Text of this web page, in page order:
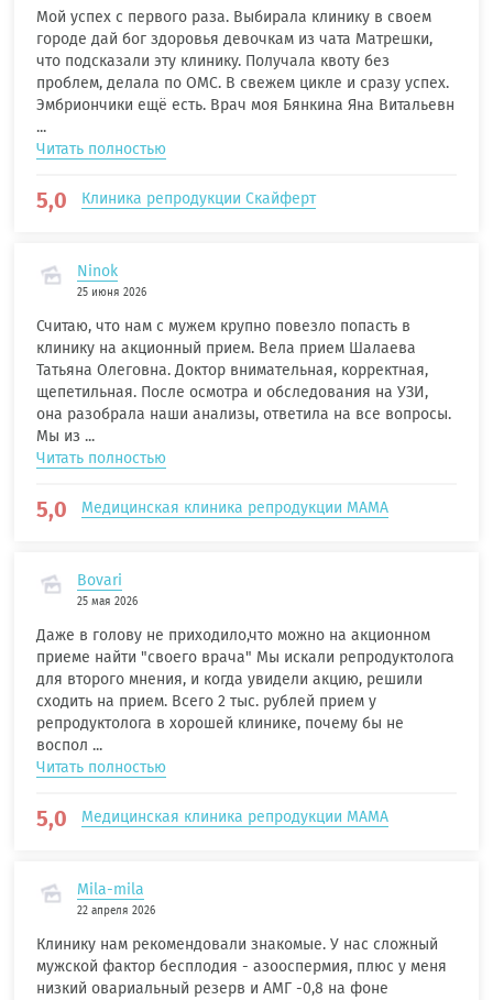
Мой успех с первого раза. Выбирала клинику в своем
городе дай бог здоровья девочкам из чата Матрешки,
что подсказали эту клинику. Получала квоту без
проблем, делала по ОМС. В свежем цикле и сразу успех.
Эмбриончики ещё есть. Врач моя Бянкина Яна Витальевн
...
Читать полностью
5,0 Клиника репродукции Скайферт
Ninok
25 июня 2026
Считаю, что нам с мужем крупно повезло попасть в
клинику на акционный прием. Вела прием Шалаева
Татьяна Олеговна. Доктор внимательная, корректная,
щепетильная. После осмотра и обследования на УЗИ,
она разобрала наши анализы, ответила на все вопросы.
Мы из ...
Читать полностью
5,0 Медицинская клиника репродукции МАМА
Bovari
25 мая 2026
Даже в голову не приходило,что можно на акционном
приеме найти "своего врача" Мы искали репродуктолога
для второго мнения, и когда увидели акцию, решили
сходить на прием. Всего 2 тыс. рублей прием у
репродуктолога в хорошей клинике, почему бы не
воспол ...
Читать полностью
5,0 Медицинская клиника репродукции МАМА
Mila-mila
22 апреля 2026
Клинику нам рекомендовали знакомые. У нас сложный
мужской фактор бесплодия - азооспермия, плюс у меня
низкий овариальный резерв и АМГ -0,8 на фоне